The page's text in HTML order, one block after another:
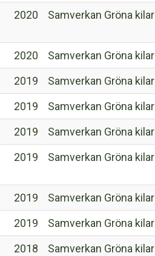
2020 Samverkan Gröna kilar
2020 Samverkan Gröna kilar
2019 Samverkan Gröna kilar
2019 Samverkan Gröna kilar
2019 Samverkan Gröna kilar
2019 Samverkan Gröna kilar
2019 Samverkan Gröna kilar
2019 Samverkan Gröna kilar
2018 Samverkan Gröna kilar